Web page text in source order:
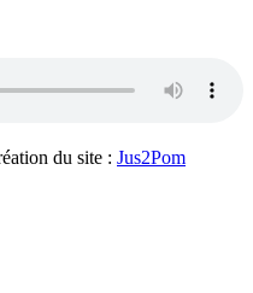
du site : Jus2Pom